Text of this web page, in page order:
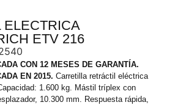
ELECTRICA
ETV 216
CON 12 MESES DE GARANTÍA.
EN 2015. Carretilla retráctil eléctrica
1.600 kg. Mástil tríplex con
10.300 mm. Respuesta rápida,